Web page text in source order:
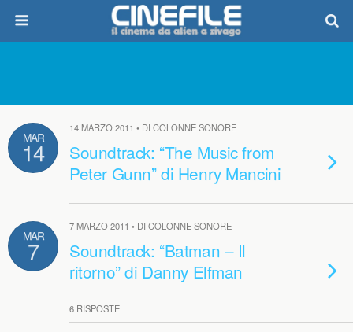
MAR
14
14 MARZO 2011 • DI COLONNE SONORE
Soundtrack: “The Music from
Peter Gunn” di Henry Mancini
MAR
7
7 MARZO 2011 • DI COLONNE SONORE
Soundtrack: “Batman – Il
ritorno” di Danny Elfman
6 RISPOSTE